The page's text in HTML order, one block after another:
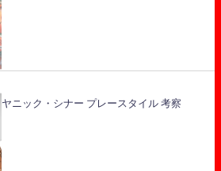
ヤニック・シナー プレースタイル 考察